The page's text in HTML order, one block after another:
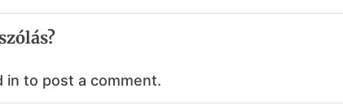
in to post a comment.